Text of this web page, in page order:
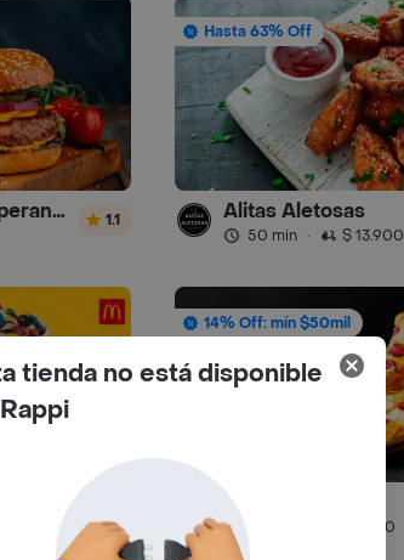
Hamburguesa la Esperanza 1.1
Hasta 63% Off
Alitas Aletosas
50 min · $ 13.900
14% Off: mín $50mil
Pizza Capricho
$ 5000
tienda no está disponible